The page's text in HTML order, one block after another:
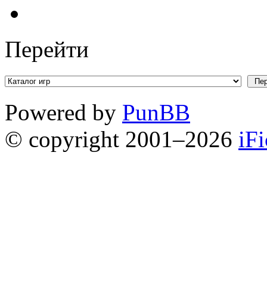
Перейти
Powered by PunBB
© copyright 2001–2026